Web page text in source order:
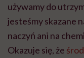
używamy do
jesteśmy skazane
naczyń ani na
Okazuje się, że